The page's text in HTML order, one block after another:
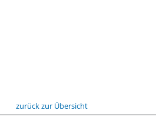
zurück zur Übersicht